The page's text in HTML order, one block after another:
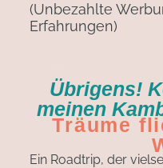
(Unbezahlte
Erfahrungen)
Übrigens!
meinen
Träume
Ein Roadtrip, der